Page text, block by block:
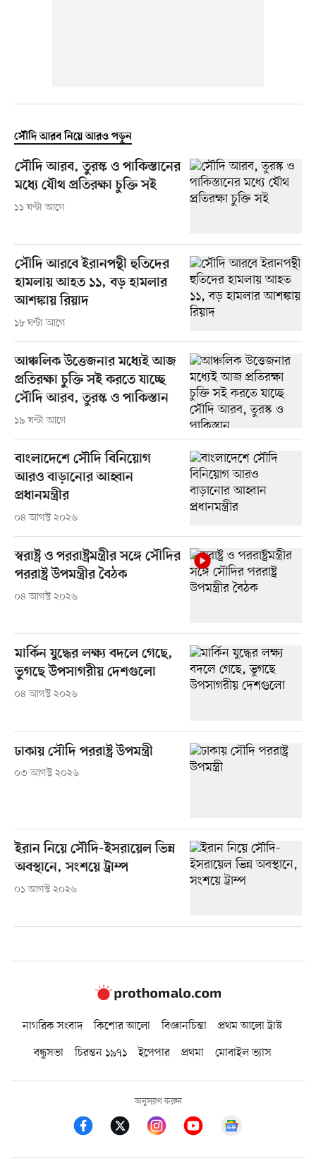
সৌদি আরব নিয়ে আরও পড়ুন
সৌদি আরব, তুরস্ক ও পাকিস্তানের
মধ্যে যৌথ প্রতিরক্ষা চুক্তি সই
১১ ঘণ্টা আগে
সৌদি আরবে ইরানপন্থী হুতিদের
হামলায় আহত ১১, বড় হামলার
আশঙ্কায় রিয়াদ
১৮ ঘণ্টা আগে
আঞ্চলিক উত্তেজনার মধ্যেই আজ
প্রতিরক্ষা চুক্তি সই করতে যাচ্ছে
সৌদি আরব, তুরস্ক ও পাকিস্তান
১৯ ঘণ্টা আগে
বাংলাদেশে সৌদি বিনিয়োগ
আরও বাড়ানোর আহ্বান
প্রধানমন্ত্রীর
০৪ আগস্ট ২০২৬
স্বরাষ্ট্র ও পররাষ্ট্রমন্ত্রীর সঙ্গে সৌদির
পররাষ্ট্র উপমন্ত্রীর বৈঠক
০৪ আগস্ট ২০২৬
মার্কিন যুদ্ধের লক্ষ্য বদলে গেছে,
ভুগছে উপসাগরীয় দেশগুলো
০৪ আগস্ট ২০২৬
ঢাকায় সৌদি পররাষ্ট্র উপমন্ত্রী
০৩ আগস্ট ২০২৬
ইরান নিয়ে সৌদি-ইসরায়েল ভিন্ন
অবস্থানে, সংশয়ে ট্রাম্প
০১ আগস্ট ২০২৬
নাগরিক সংবাদ কিশোর আলো বিজ্ঞানচিন্তা
প্রথম আলো ট্রাস্ট
বন্ধুসভা
চিরন্তন ১৯৭১ ইপেপার প্রথমা মোবাইল ভ্যাস
অনুসরণ করুন